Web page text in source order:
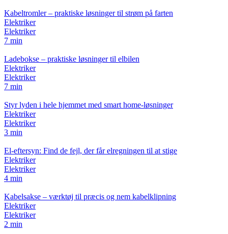
Kabeltromler – praktiske løsninger til strøm på farten
Elektriker
Elektriker
7 min
Ladebokse – praktiske løsninger til elbilen
Elektriker
Elektriker
7 min
Styr lyden i hele hjemmet med smart home-løsninger
Elektriker
Elektriker
3 min
El-eftersyn: Find de fejl, der får elregningen til at stige
Elektriker
Elektriker
4 min
Kabelsakse – værktøj til præcis og nem kabelklipning
Elektriker
Elektriker
2 min